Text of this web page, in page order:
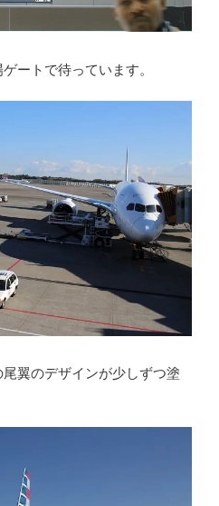
ートで待っています。
翼のデザインが少しずつ塗